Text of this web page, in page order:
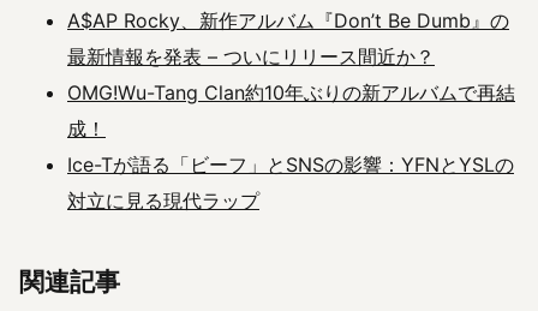
A$AP Rocky、新作アルバム『Don’t Be Dumb』の
最新情報を発表 – ついにリリース間近か？
OMG!Wu-Tang Clan約10年ぶりの新アルバムで再結
成！
Ice-Tが語る「ビーフ」とSNSの影響：YFNとYSLの
対立に見る現代ラップ
関連記事